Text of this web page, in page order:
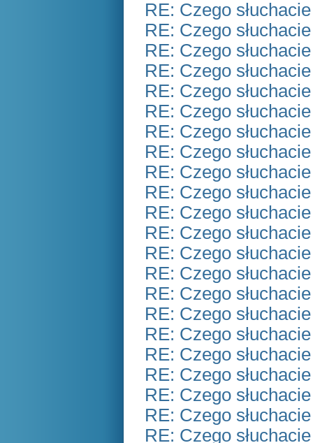
RE: Czego
RE: Czego
RE: Czego
RE: Czego
RE: Czego
RE: Czego
RE: Czego
RE: Czego
RE: Czego
RE: Czego
RE: Czego
RE: Czego
RE: Czego
RE: Czego
RE: Czego
RE: Czego
RE: Czego
RE: Czego
RE: Czego
RE: Czego
RE: Czego
RE: Czego